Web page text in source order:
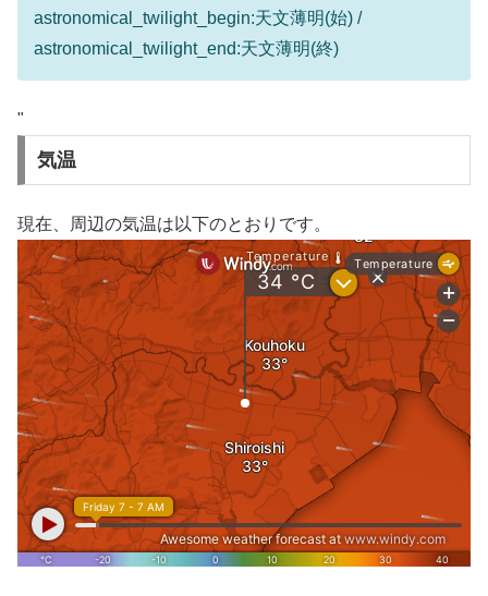
astronomical_twilight_begin:天文薄明(始) /
astronomical_twilight_end:天文薄明(終)
"
気温
現在、周辺の気温は以下のとおりです。